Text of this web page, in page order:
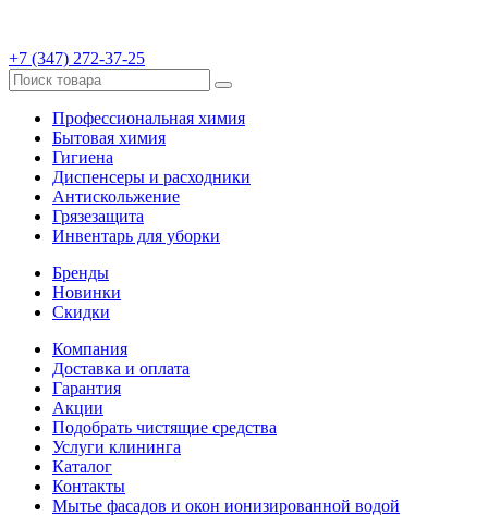
+7 (347) 272-37-25
Профессиональная химия
Бытовая химия
Гигиена
Диспенсеры и расходники
Антискольжение
Грязезащита
Инвентарь для уборки
Бренды
Новинки
Скидки
Компания
Доставка и оплата
Гарантия
Акции
Подобрать чистящие средства
Услуги клининга
Каталог
Контакты
Мытье фасадов и окон ионизированной водой